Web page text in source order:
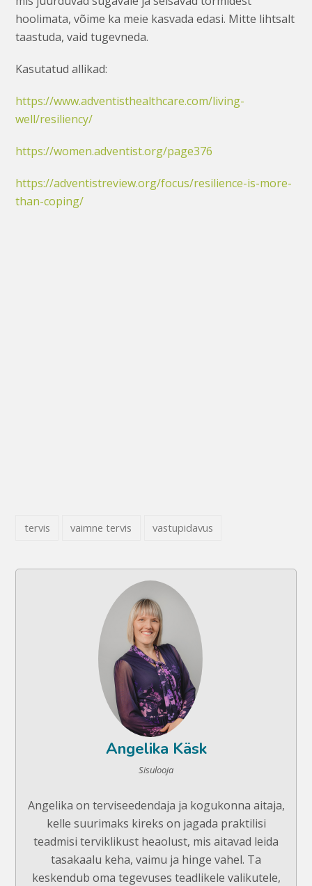
hoolimata, võime ka meie kasvada edasi. Mitte lihtsalt
taastuda, vaid tugevneda.
Kasutatud allikad:
https://www.adventisthealthcare.com/living-
well/resiliency/
https://women.adventist.org/page376
https://adventistreview.org/focus/resilience-is-more-
than-coping/
tervis vaimne tervis vastupidavus
Angelika Käsk
Sisulooja
Angelika on terviseedendaja ja kogukonna aitaja,
kelle suurimaks kireks on jagada praktilisi
teadmisi terviklikust heaolust, mis aitavad leida
tasakaalu keha, vaimu ja hinge vahel. Ta
keskendub oma tegevuses teadlikele valikutele,